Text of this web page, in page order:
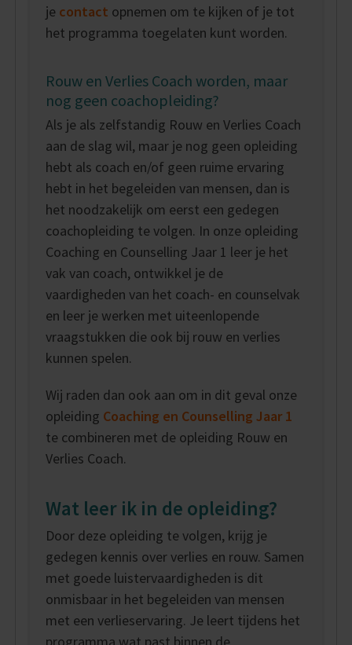
je contact opnemen om te kijken of je tot
het programma toegelaten kunt worden.
Rouw en Verlies Coach worden, maar
nog geen coachopleiding?
Als je als zelfstandig Rouw en Verlies Coach
aan de slag wil, maar je nog geen opleiding
hebt als coach en/of geen ruime ervaring
hebt in het begeleiden van mensen, dan is
het noodzakelijk om eerst een gedegen
coachopleiding te volgen. In onze opleiding
Coaching en Counselling Jaar 1 leer je het
vak van coach, ontwikkel je de
vaardigheden van het coach- en counselvak
en leer je werken met uiteenlopende
vraagstukken die ook bij rouw en verlies
kunnen spelen.
Wij raden dan ook aan om in dit geval onze
opleiding Coaching en Counselling Jaar 1
te combineren met de opleiding Rouw en
Verlies Coach.
Wat leer ik in de opleiding?
Door deze opleiding te volgen, krijg je
gedegen kennis over verlies en rouw. Samen
met goede luistervaardigheden is dit
onmisbaar in het begeleiden van mensen
met een verlieservaring. Je leert tijdens het